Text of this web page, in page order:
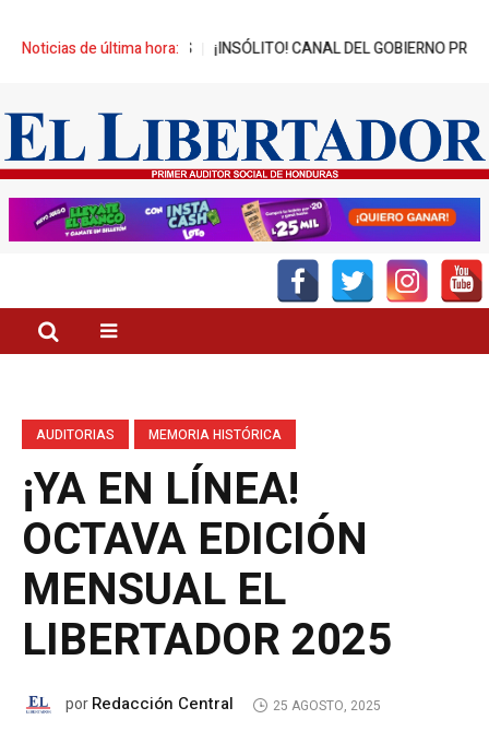
Noticias de última hora:
BENEFICIADOS ¡INSÓLITO! CANAL DEL GOBIERNO PROMUEVE
AUDITORIAS MEMORIA HISTÓRICA
¡YA EN LÍNEA!
OCTAVA EDICIÓN
MENSUAL EL
LIBERTADOR 2025
porRedacción Central 25 AGOSTO, 2025